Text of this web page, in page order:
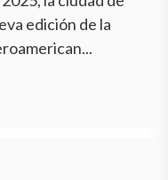
edición de la